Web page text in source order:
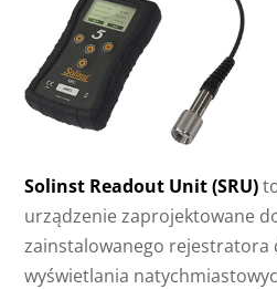
Solinst Readout Unit (SRU)
urządzenie zaprojektowane
zainstalowanego rejestratora
wyświetlania